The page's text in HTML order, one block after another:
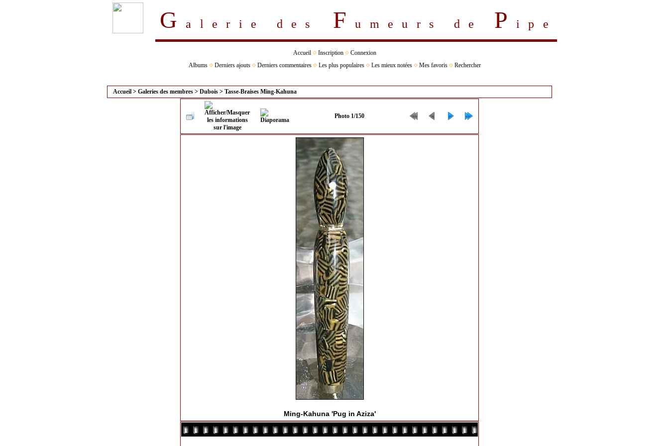
Galerie des Fumeurs de P ipe
Accueil Inscription
Connexion
Albums
Derniers ajouts Derniers commentaires Les plus populaires Les mieux notées Mes favoris Rechercher
Accueil > Galeries des membres > Dubois > Tasse-Braises Ming-Kahuna
Photo 1/150
Ming-Kahuna 'Pug in Aziza'